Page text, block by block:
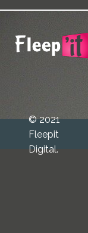
© 2021
Fleepit
Digital.